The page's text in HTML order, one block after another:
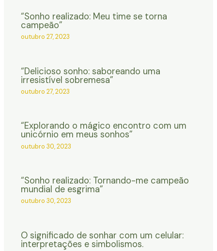
“Sonho realizado: Meu time se torna
campeão”
outubro 27, 2023
“Delicioso sonho: saboreando uma
irresistível sobremesa”
outubro 27, 2023
“Explorando o mágico encontro com um
unicórnio em meus sonhos”
outubro 30, 2023
“Sonho realizado: Tornando-me campeão
mundial de esgrima”
outubro 30, 2023
O significado de sonhar com um celular:
interpretações e simbolismos.